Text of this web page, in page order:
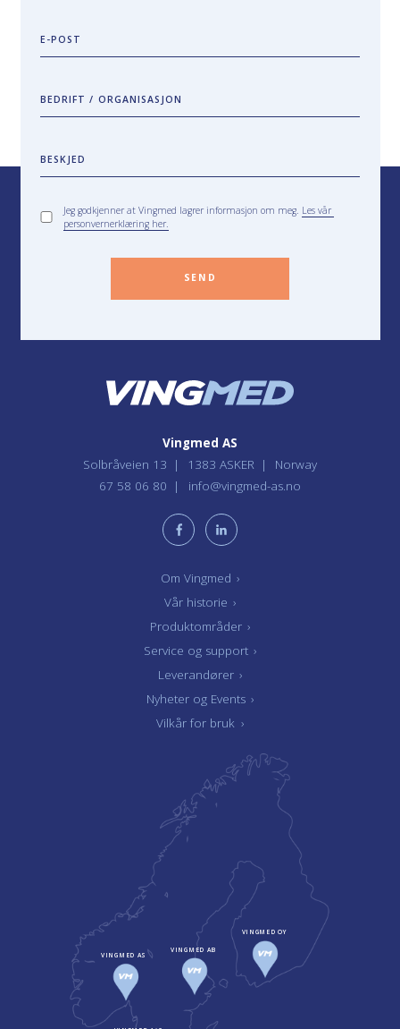
E-POST
BEDRIFT / ORGANISASJON
BESKJED
Jeg godkjenner at Vingmed lagrer informasjon om meg. Les vår
personvernerklæring her.
SEND
Om Vingmed ›
Vår historie ›
Produktområder ›
Service og support ›
Leverandører ›
Nyheter og Events ›
Vilkår for bruk ›
Vingmed AS
Solbråveien 13
1383 ASKER
Norway
67 58 06 80
info@vingmed-as.no
VINGMED AS
VINGMED AB
VINGMED OY